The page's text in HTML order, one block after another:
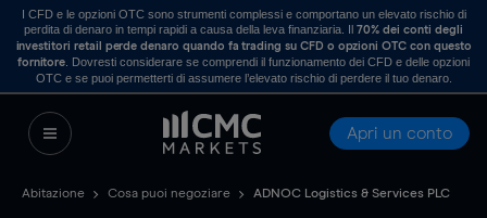
I CFD e le opzioni OTC sono strumenti complessi e comportano un elevato rischio di
perdita di denaro in tempi rapidi a causa della leva finanziaria. Il70% dei conti degli
investitori retail perde denaro quando fa trading su CFD o opzioni OTC con questo
fornitore . Dovresti considerare se comprendi il funzionamento dei CFD e delle opzioni
OTC e se puoi permetterti di assumere l’elevato rischio di perdere il tuo denaro.
Apri un conto
Abitazione Cosa puoi negoziare ADNOC Logistics & Services PLC